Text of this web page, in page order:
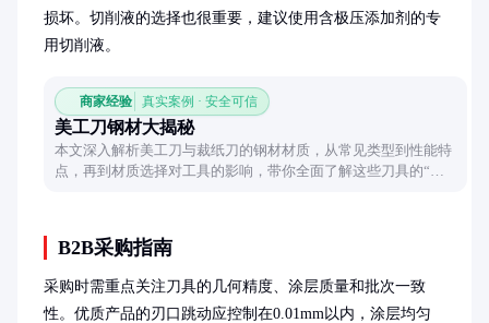
损坏。切削液的选择也很重要，建议使用含极压添加剂的专
用切削液。
商家经验 真实案例 · 安全可信
美工刀钢材大揭秘
本文深入解析美工刀与裁纸刀的钢材材质，从常见类型到性能特
点，再到材质选择对工具的影响，带你全面了解这些刀具的“心
B2B采购指南
采购时需重点关注刀具的几何精度、涂层质量和批次一致
性。优质产品的刃口跳动应控制在0.01mm以内，涂层均匀